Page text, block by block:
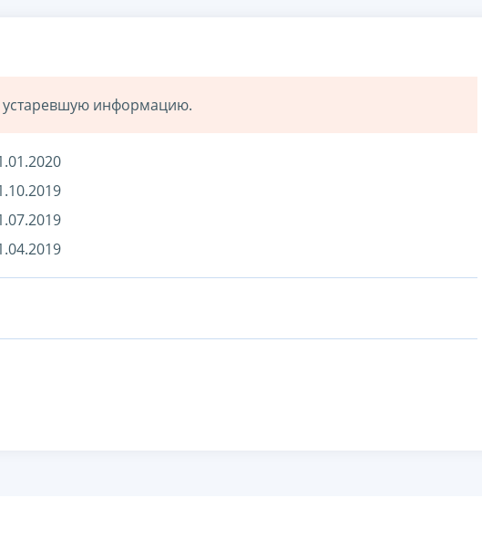
устаревшую информацию.